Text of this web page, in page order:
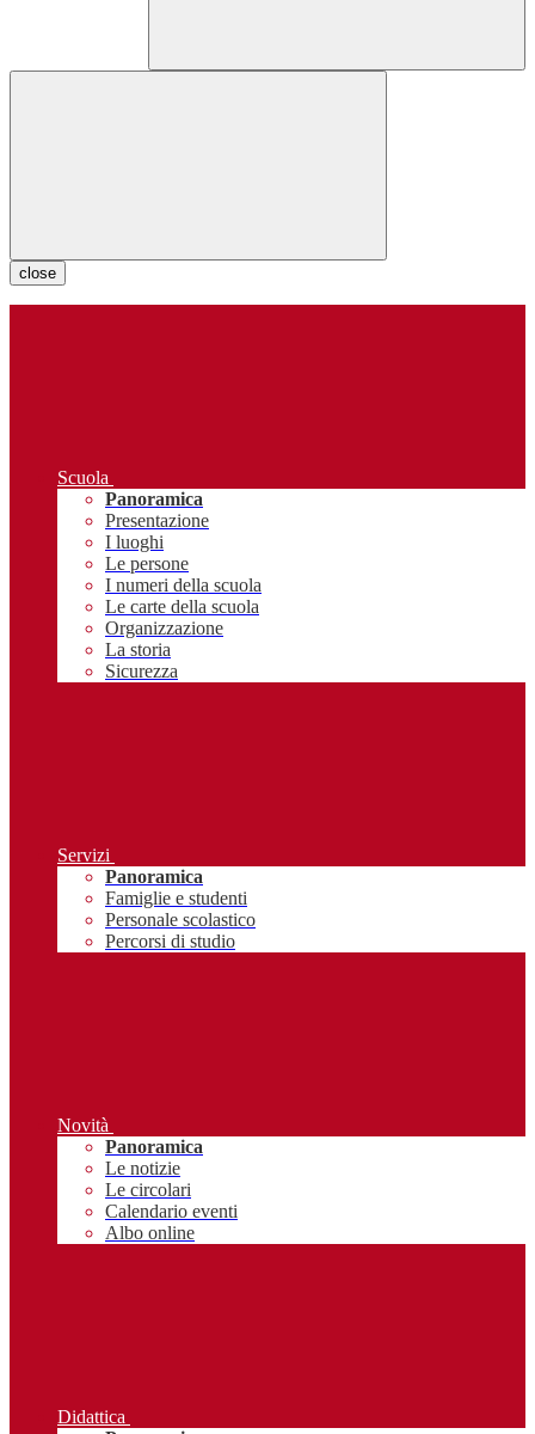
close
Scuola
Panoramica
Presentazione
I luoghi
Le persone
I numeri della scuola
Le carte della scuola
Organizzazione
La storia
Sicurezza
Servizi
Panoramica
Famiglie e studenti
Personale scolastico
Percorsi di studio
Novità
Panoramica
Le notizie
Le circolari
Calendario eventi
Albo online
Didattica